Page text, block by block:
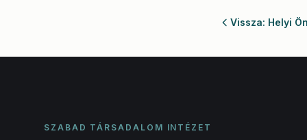
Vissza: Helyi
SZABAD TÁRSADALOM INTÉZET